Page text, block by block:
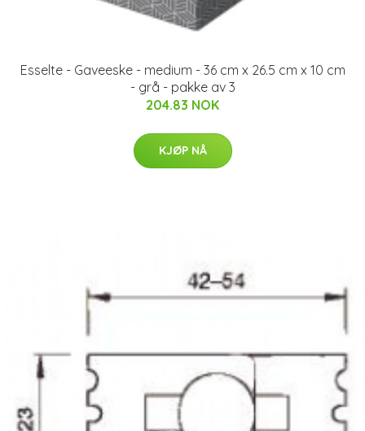
Esselte - Gaveeske - medium - 36 cm x 26.5 cm x 10 cm
- grå - pakke av 3
204.83 NOK
KJØP NÅ